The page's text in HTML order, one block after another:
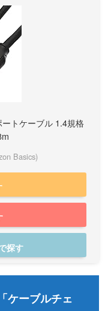
トケーブル 1.4規格
Basics)
探す
ケーブルチェ